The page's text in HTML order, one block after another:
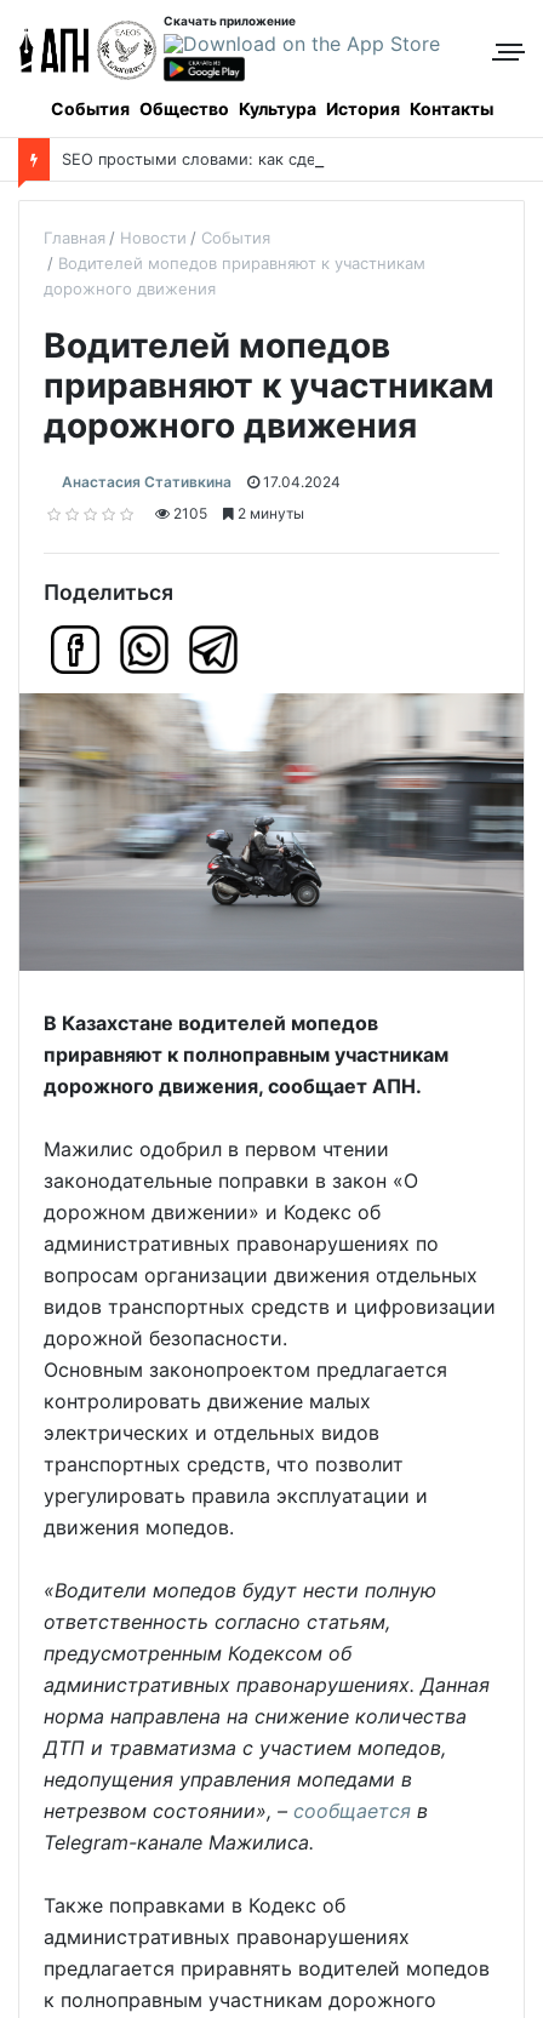
Скачать приложение
События Общество Культура История Контакты
Главная Новости
События
Водителей мопедов приравняют к участникам
дорожного движения
Водителей мопедов
приравняют к участникам
дорожного движения
Анастасия Стативкина
17.04.2024
2105
2 минуты
Поделиться
В Казахстане водителей мопедов
приравняют к полноправным участникам
дорожного движения, сообщает АПН.
Мажилис одобрил в первом чтении
законодательные поправки в закон «О
дорожном движении» и Кодекс об
административных правонарушениях по
вопросам организации движения отдельных
видов транспортных средств и цифровизации
дорожной безопасности.
Основным законопроектом предлагается
контролировать движение малых
электрических и отдельных видов
транспортных средств, что позволит
урегулировать правила эксплуатации и
движения мопедов.
«Водители мопедов будут нести полную
ответственность согласно статьям,
предусмотренным Кодексом об
административных правонарушениях. Данная
норма направлена на снижение количества
ДТП и травматизма с участием мопедов,
недопущения управления мопедами в
нетрезвом состоянии», – сообщается в
Telegram-канале Мажилиса.
Также поправками в Кодекс об
административных правонарушениях
предлагается приравнять водителей мопедов
к полноправным участникам дорожного